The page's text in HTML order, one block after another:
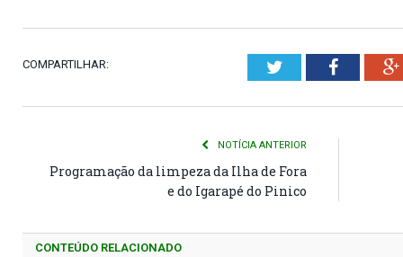
COMPARTILHAR: Twitter
NOTÍCIA ANTERIOR
Programação da limpeza da Ilha de Fora
e do Igarapé do Pinico
CONTEÚDO RELACIONADO